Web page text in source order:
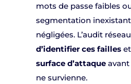
mots de passe faibles
segmentation
négligées. L’audit
d’identifier ces failleset
surface d’attaqueavant
ne survienne.